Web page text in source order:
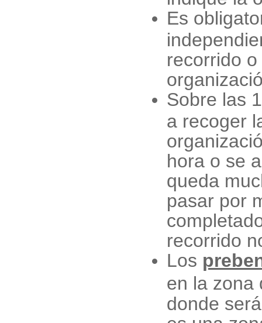
Es
recorrido
Sobre las
a recoger
hora o se
queda
pasar por
recorrido
Los
en la zona
donde